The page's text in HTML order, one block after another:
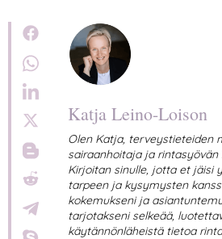
Katja Leino-Loison
Olen Katja, terveystieteiden
sairaanhoitaja ja rintasyövän
Kirjoitan sinulle, jotta et jäisi
tarpeen ja kysymysten
kokemukseni ja
tarjotakseni selkeää,
käytännönläheistä tietoa